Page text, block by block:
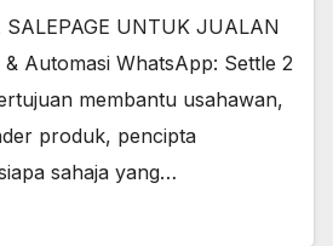
SALEPAGE UNTUK JUALAN
Automasi WhatsApp: Settle 2
membantu usahawan,
produk, pencipta
sahaja yang…